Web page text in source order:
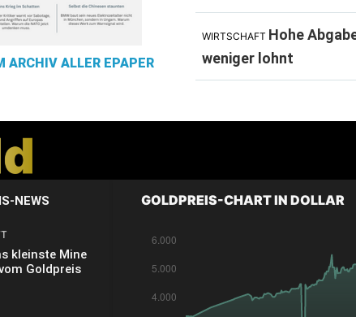
ARCHIV ALLER EPAPER
WIRTSCHAFT Hohe
weniger lohnt
NEWS
kleinste Mine
Goldpreis
GOLDPREIS-CHART IN DOLLAR